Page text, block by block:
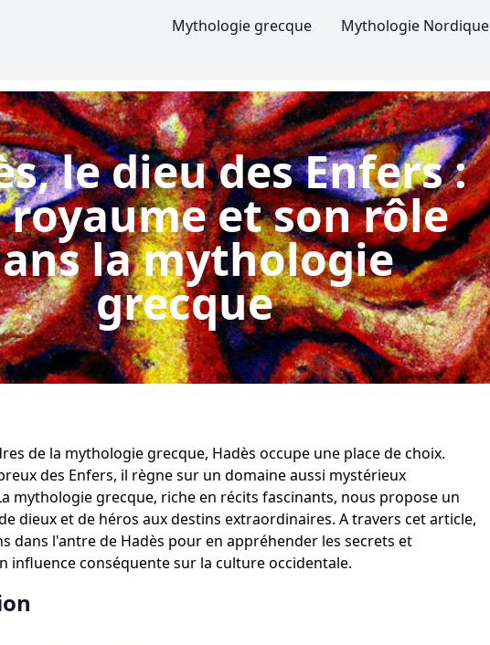
Mythologie grecque Mythologie Nordique
le dieu des Enfers :
royaume et son rôle
la mythologie
grecque
de la mythologie grecque, Hadès occupe une place de choix.
des Enfers, il règne sur un domaine aussi mystérieux
mythologie grecque, riche en récits fascinants, nous propose un
dieux et de héros aux destins extraordinaires. A travers cet article,
dans l'antre de Hadès pour en appréhender les secrets et
influence conséquente sur la culture occidentale.